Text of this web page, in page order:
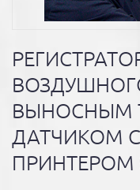
ВЫНОСНЫМ
ДАТЧИКОМ
ПРИНТЕРОМ